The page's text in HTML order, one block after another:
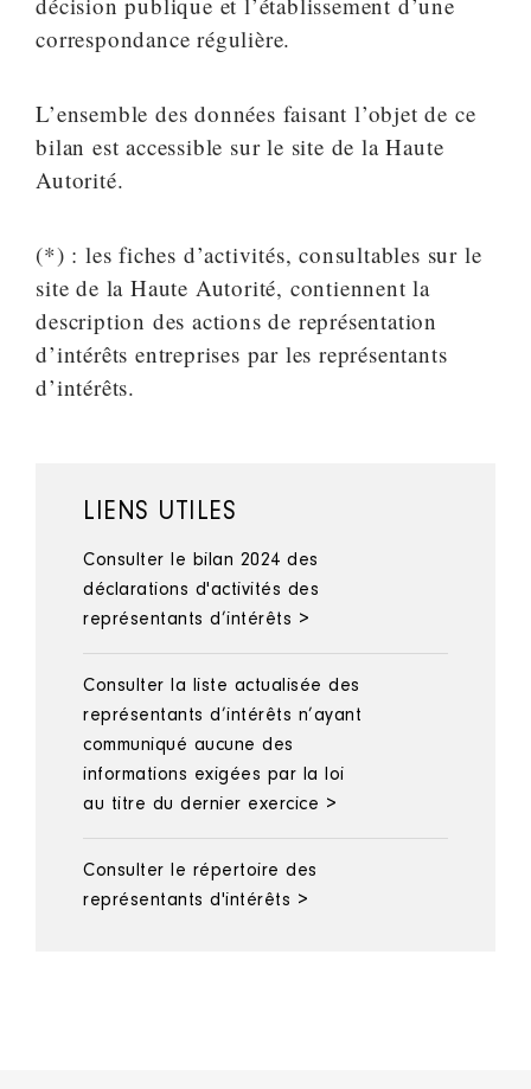
correspondance régulière.
L’ensemble des données faisant l’objet de ce
bilan est accessible sur le site de la Haute
Autorité.
(*) : les fiches d’activités, consultables sur le
site de la Haute Autorité, contiennent la
description des actions de représentation
d’intérêts entreprises par les représentants
d’intérêts.
LIENS UTILES
Consulter le bilan 2024 des
déclarations d'activités des
représentants d’intérêts >
Consulter la liste actualisée des
représentants d’intérêts n’ayant
communiqué aucune des
informations exigées par la loi
au titre du dernier exercice >
Consulter le répertoire des
représentants d'intérêts >